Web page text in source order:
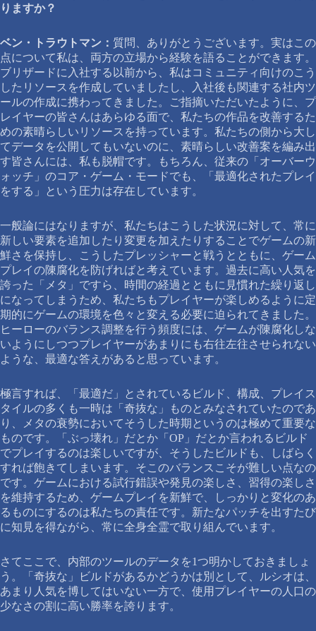
りますか？
ベン・トラウトマン： 質問、ありがとうございます。実はこの
点について私は、両方の立場から経験を語ることができます。
ブリザードに入社する以前から、私はコミュニティ向けのこう
したリソースを作成していましたし、入社後も関連する社内ツ
ールの作成に携わってきました。ご指摘いただいたように、プ
レイヤーの皆さんはあらゆる面で、私たちの作品を改善するた
めの素晴らしいリソースを持っています。私たちの側から大し
てデータを公開してもいないのに、素晴らしい改善案を編み出
す皆さんには、私も脱帽です。もちろん、従来の「オーバーウ
ォッチ」のコア・ゲーム・モードでも、「最適化されたプレイ
をする」という圧力は存在しています。
一般論にはなりますが、私たちはこうした状況に対して、常に
新しい要素を追加したり変更を加えたりすることでゲームの新
鮮さを保持し、こうしたプレッシャーと戦うとともに、ゲーム
プレイの陳腐化を防げればと考えています。過去に高い人気を
誇った「メタ」ですら、時間の経過とともに見慣れた繰り返し
になってしまうため、私たちもプレイヤーが楽しめるように定
期的にゲームの環境を色々と変える必要に迫られてきました。
ヒーローのバランス調整を行う頻度には、ゲームが陳腐化しな
いようにしつつプレイヤーがあまりにも右往左往させられない
ような、最適な答えがあると思っています。
極言すれば、「最適だ」とされているビルド、構成、プレイス
タイルの多くも一時は「奇抜な」ものとみなされていたのであ
り、メタの衰勢においてそうした時期というのは極めて重要な
ものです。「ぶっ壊れ」だとか「OP」だとか言われるビルド
でプレイするのは楽しいですが、そうしたビルドも、しばらく
すれば飽きてしまいます。そこのバランスこそが難しい点なの
です。ゲームにおける試行錯誤や発見の楽しさ、習得の楽しさ
を維持するため、ゲームプレイを新鮮で、しっかりと変化のあ
るものにするのは私たちの責任です。新たなパッチを出すたび
に知見を得ながら、常に全身全霊で取り組んでいます。
さてここで、内部のツールのデータを1つ明かしておきましょ
う。「奇抜な」ビルドがあるかどうかは別として、ルシオは、
あまり人気を博してはいない一方で、使用プレイヤーの人口の
少なさの割に高い勝率を誇ります。